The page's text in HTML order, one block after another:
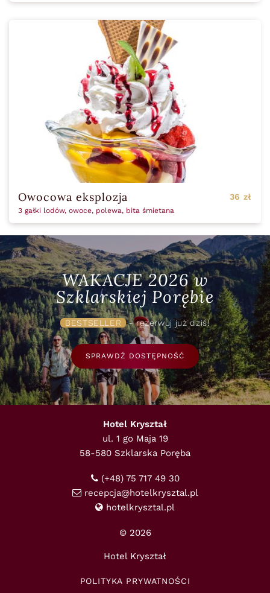
Owocowa eksplozja
3 gałki lodów, owoce, polewa, bita śmietana
36 zł
WAKACJE 2026 w
Szklarskiej Porębie
BESTSELLER - rezerwuj już dziś!
SPRAWDŹ DOSTĘPNOŚĆ
Hotel Kryształ
ul. 1 go Maja 19
58-580 Szklarska Poręba
(+48) 75 717 49 30
recepcja@hotelkrysztal.pl
hotelkrysztal.pl
© 2026
Hotel Kryształ
POLITYKA PRYWATNOŚCI